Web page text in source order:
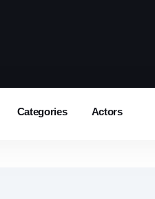
Categories Actors